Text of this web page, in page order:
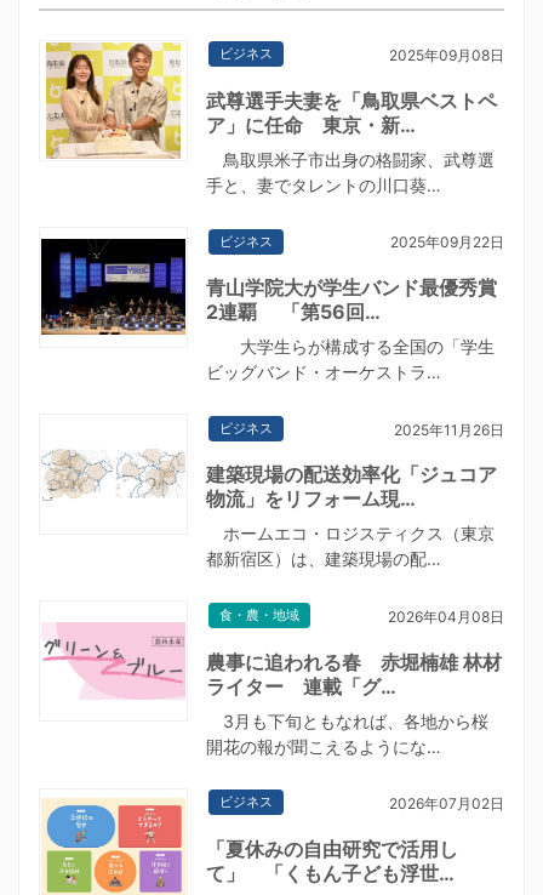
ビジネス 2025年09月08日
武尊選手夫妻を「鳥取県ベストペ
ア」に任命 東京・新…
鳥取県米子市出身の格闘家、武尊選
手と、妻でタレントの川口葵…
ビジネス 2025年09月22日
青山学院大が学生バンド最優秀賞
2連覇 「第56回…
大学生らが構成する全国の「学生
ビッグバンド・オーケストラ…
ビジネス 2025年11月26日
建築現場の配送効率化「ジュコア
物流」をリフォーム現…
ホームエコ・ロジスティクス（東京
都新宿区）は、建築現場の配…
食・農・地域 2026年04月08日
農事に追われる春 赤堀楠雄 林材
ライター 連載「グ…
3月も下旬ともなれば、各地から桜
開花の報が聞こえるようにな…
ビジネス 2026年07月02日
「夏休みの自由研究で活用し
て」 「くもん子ども浮世…